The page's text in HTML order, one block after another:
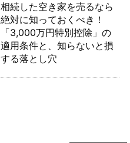
相続した空き家を売るなら
絶対に知っておくべき！
「3,000万円特別控除」の
適用条件と、知らないと損
する落とし穴